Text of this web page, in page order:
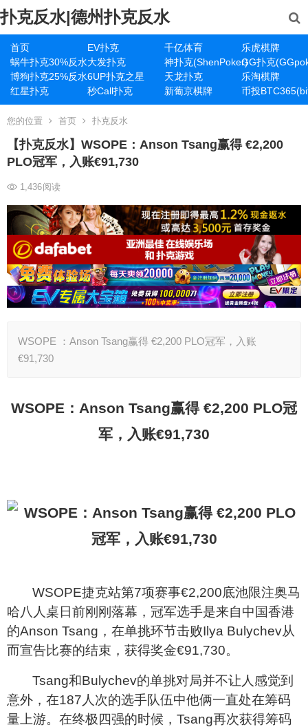
扑克反水|德州扑克反水
首页 EV扑克 千亿体育
乐虎棋牌
蜗牛扑克30%反水大发扑克 神扑克(ShenPoker)GG扑克
博狗扑克25%反水6UP扑克之星 天龙扑克
乐淘棋牌
红星扑克
秒Call扑克 新葡京棋牌 币投
您的位置 首页 扑克反水
【扑克反水】WSOPE：Anson Tsang赢得 €2,200
PLO冠军，入账€91,730
1,436阅读
WSOPE ：Anson Tsang赢得 €2,200 PLO冠军，入账
€91,730
WSOPE ：Anson Tsang赢得 €2,200 PLO冠
军，入账€91,730
WSOPE捷克站第7项赛事€2,200底池限注奥马
哈八人桌日前刚刚落幕，冠军选手是来自中国香港
的Anson Tsang ，在单挑环节击败Ilya Bulychev从
而宣告比赛的结束，获得奖金€91,730。
Tsang和Bulychev的单挑对局并不让人感觉到
意外，在187 人次的选手队伍中他俩一直处在筹码
量上游。在终极四强的时候， Tsang再次获得筹码